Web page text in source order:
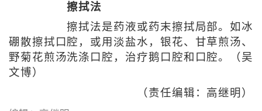
擦拭法
擦拭法是药液或药末擦拭局部。如冰
硼散擦拭口腔，或用淡盐水，银花、甘草煎汤、
野菊花煎汤洗涤口腔，治疗鹅口腔和口腔。（吴
文博）
（责任编辑：高继明）